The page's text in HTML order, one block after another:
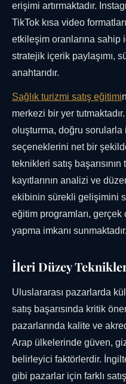
erişimi artırmaktadır.
TikTok kısa video
etkileşim oranlarına sahip
stratejik içerik paylaşımı,
anahtarıdır.
Sağlık turizmi satış eğitimi
merkezi bir yer
oluşturma, doğru
seçeneklerini net bir
teknikleri satış
kayıtlarının analizi ve
ekibinin sürekli gelişimini
eğitim programları,
yapma imkanı sunmaktadır.
İleri Düzey
Uluslararası pazarlarda
satış başarısında kritik
pazarlarında kalite ve
Arap ülkelerinde güven,
belirleyici faktörlerdir.
gibi pazarlar için farklı